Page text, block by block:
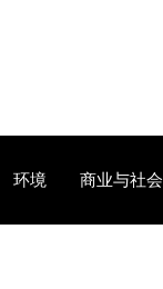
环境 商业与社会